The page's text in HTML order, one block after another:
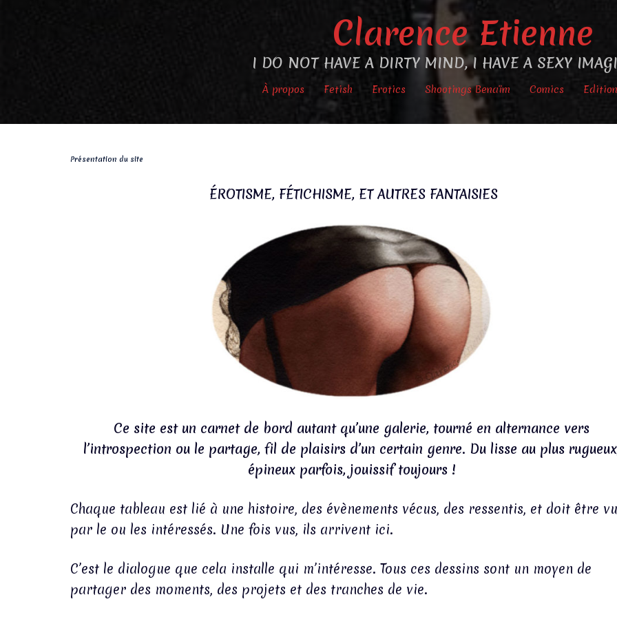
Clarence Etienne
I DO NOT HAVE A DIRTY MIND, I HAVE A SEXY
À propos Fetish Erotics Shootings Benaïm Comics
Présentation du site
ÉROTISME, FÉTICHISME, ET AUTRES FANTAISIES
Ce site est un carnet de bord autant qu’une galerie, tourné en alternance vers
l’introspection ou le partage, fil de plaisirs d’un certain genre. Du lisse au plus
épineux parfois, jouissif toujours !
Chaque tableau est lié à une histoire, des évènements vécus, des ressentis, et doit être vu
par le ou les intéressés. Une fois vus, ils arrivent ici.
C’est le dialogue que cela installe qui m’intéresse. Tous ces dessins sont un moyen de
partager des moments, des projets et des tranches de vie.